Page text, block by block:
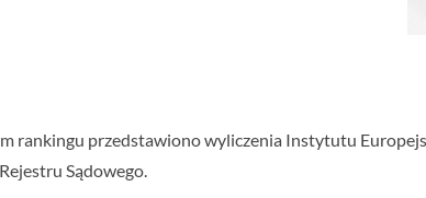
rankingu przedstawiono wyliczenia Instytutu
Sądowego.